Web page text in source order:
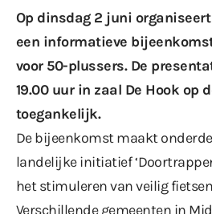
Op dinsdag 2 juni
een informatieve
voor 50-plussers. De
19.00 uur in zaal De Hook op
toegankelijk.
De bijeenkomst maakt
landelijke initiatief ‘
het stimuleren van veilig
Verschillende gemeenten in